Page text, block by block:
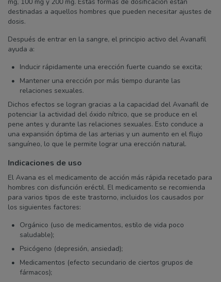
destinadas a aquellos hombres que pueden necesitar ajustes de
dosis.
Después de entrar en la sangre, el principio activo del Avanafil
ayuda a:
Inducir rápidamente una erección fuerte cuando se excita;
Mantener una erección por más tiempo durante las
relaciones sexuales.
Dichos efectos se logran gracias a la capacidad del Avanafil de
potenciar la actividad del óxido nítrico, que se produce en el
pene antes y durante las relaciones sexuales. Esto conduce a
una expansión óptima de las arterias y un aumento en el flujo
sanguíneo, lo que le permite lograr una erección natural.
Indicaciones de uso
El Avana es el medicamento de acción más rápida recetado para
hombres con disfunción eréctil. El medicamento se recomienda
para varios tipos de este trastorno, incluidos los causados por
los siguientes factores:
Orgánico (uso de medicamentos, estilo de vida poco
saludable);
Psicógeno (depresión, ansiedad);
Medicamentos (efecto secundario de ciertos grupos de
fármacos);